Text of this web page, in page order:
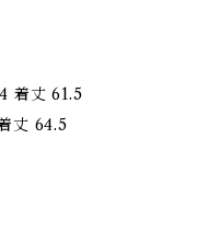
着丈 61.5
丈 64.5